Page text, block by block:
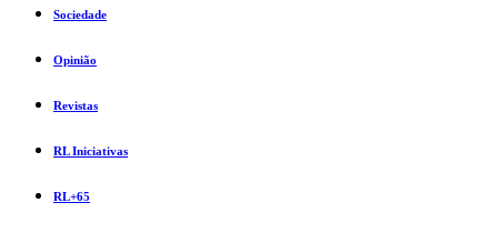
Sociedade
Opinião
Revistas
RL Iniciativas
RL+65